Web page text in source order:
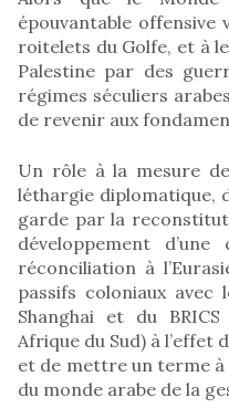
épouvantable offensive
roitelets du Golfe, et à
Palestine par des
régimes séculiers
de revenir aux
Un rôle à la mesure
léthargie diplomatique,
garde par la
développement
réconciliation à
passifs coloniaux avec
Shanghai et du
Afrique du Sud) à l’effet
et de mettre un terme
du monde arabe de la